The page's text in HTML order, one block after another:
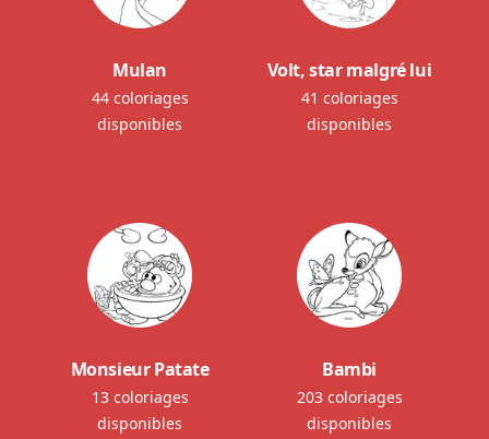
Mulan
44 coloriages
disponibles
Volt, star malgré lui
41 coloriages
disponibles
Monsieur Patate
13 coloriages
disponibles
Bambi
203 coloriages
disponibles